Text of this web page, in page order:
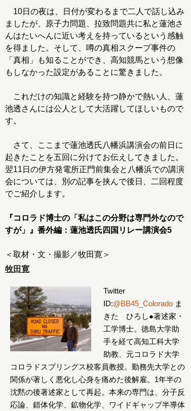
10日の夜は、日付が変わるまで二人で話し込み
ましたが、原子力問題、拉致問題共に私と蓮池さ
んはたいへんに近い考えを持っているという感触
を得ました。そして、噂の真相スクープ事件の
「真相」も知ることができ、高知競馬という想像
もしなかった設定があることに驚きました。
これだけの知識と経験を持つ静かで熱い人、蓮
池透さんには公人として大活躍してほしいもので
す。
さて、ここまで蓮池透氏八幡浜講演会の前日に
起きたことを五回に分けてお伝えしてきました。
翌11日の伊方発電所正門前集会と八幡浜での講演
会については、別の記事を挟んで後日、二回程度
でご紹介します。
『コロラド博士の「私はこの分野は専門外なので
すが」』番外編：蓮池透氏四国リレー講演会5
＜取材・文・撮影／牧田寛＞
牧田寛
Twitter
ID:@BB45_Colorado ま
きた ひろし●著述家・
工学博士。徳島大学助
手を経て高知工科大学
助教、元コロラド大学
コロラドスプリングス校客員教授。勤務先大学との
関係が著しく悪化し心身を痛めた後解雇。1年半の
沈黙の後著述家として再起。本来の専門は、分子反
応論、錯体化学、鉱物化学、ワイドギャップ半導体